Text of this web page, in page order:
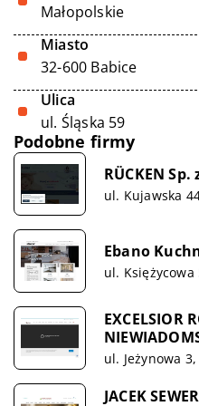
Małopolskie
Miasto
32-600 Babice
Ulica
ul. Śląska 59
Podobne firmy
RÜCKEN Sp.
ul. Kujawska
Ebano
ul. Księżycowa
EXCELSIOR
ul. Jeżynowa
JACEK